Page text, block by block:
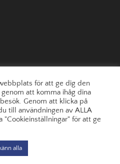
© 2022 Arnolds | Byggd av
för att ge dig den
att komma ihåg dina
Genom att klicka på
till användningen av ALLA
"Cookieinställningar" för att ge
alla